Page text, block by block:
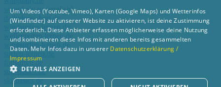
wingdaily.eu(english)
dailydose-shop.de
windsurfen-lernen.de
wellenreiten-lernen.de
wingsurfen-lernen.de
surfen-lernen.de
foilsurfen.de
sup-basics.de
ski-basics.de
Um Videos (Youtube, Vimeo), Karten (Google Maps) und Wetterinfos
(Windfinder) auf unserer Website zu aktivieren, ist deine Zustimmung
erforderlich. Diese Anbieter erfassen möglicherweise deine Nutzung
und kombinieren diese Infos mit anderen bereits gesammelten
Daten. Mehr Infos dazu in unserer Datenschutzerklärung /
Impressum
DETAILS ANZEIGEN